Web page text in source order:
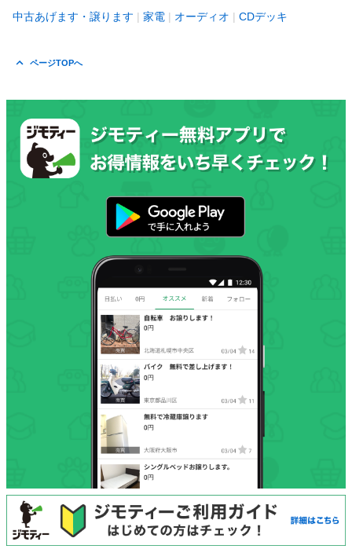
中古あげます・譲ります 家電 オーディオ CDデッキ
ページTOPへ